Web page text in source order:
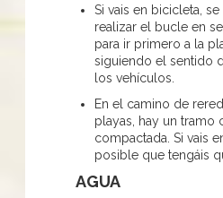
Si vais en bicicleta,
realizar el bucle en
para ir primero a la
siguiendo el sentido
los vehículos.
En el camino de
playas, hay un tramo
compactada. Si vais
posible que tengáis
AGUA